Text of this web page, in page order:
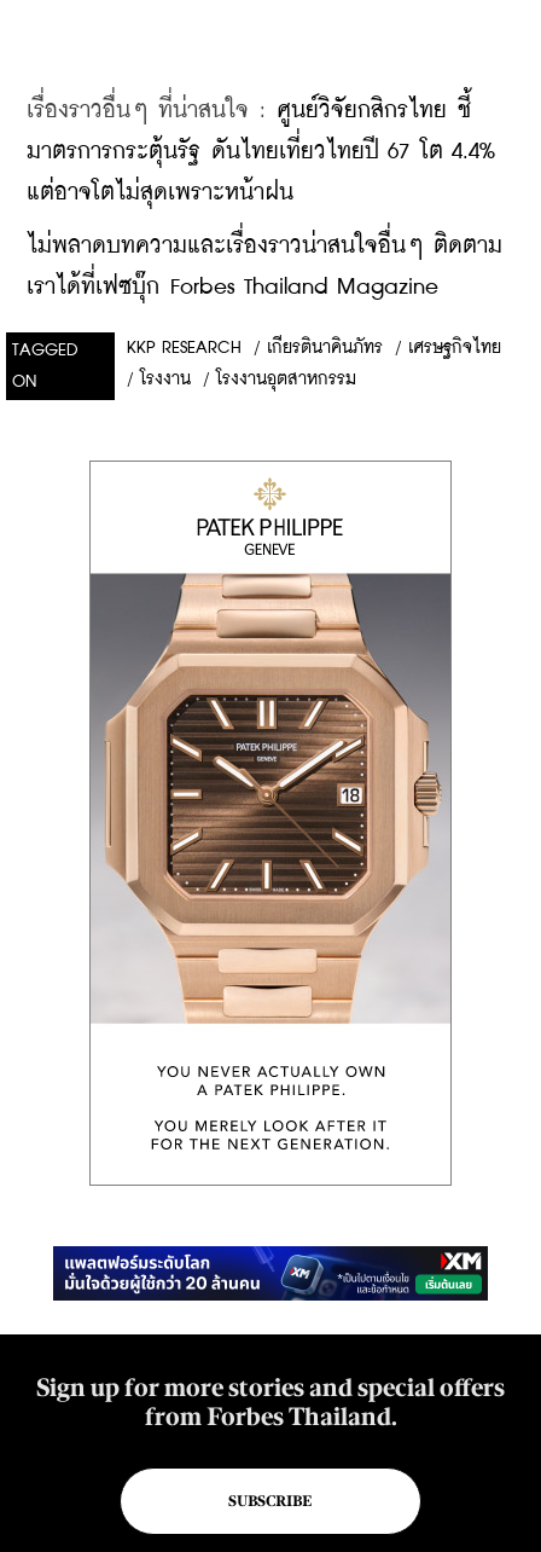
เรื่องราวอื่นๆ ที่น่าสนใจ : ศูนย์วิจัยกสิกรไทย ชี้
มาตรการกระตุ้นรัฐ ดันไทยเที่ยวไทยปี 67 โต 4.4%
แต่อาจโตไม่สุดเพราะหน้าฝน
ไม่พลาดบทความและเรื่องราวน่าสนใจอื่นๆ ติดตาม
เราได้ที่เฟซบุ๊ก Forbes Thailand Magazine
TAGGED
ON
KKP RESEARCH / เกียรตินาคินภัทร / เศรษฐกิจไทย
/ โรงงาน / โรงงานอุตสาหกรรม
Sign up for more stories and special offers
from Forbes Thailand.
SUBSCRIBE